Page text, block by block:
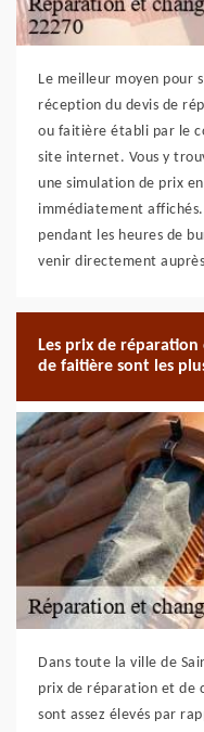
Le meilleur moyen pour
réception du devis de
ou faitière établi par le
site internet. Vous y
une simulation de prix
immédiatement affichés.
pendant les heures de
venir directement
Les prix de
de faitière sont les
Dans toute la ville de
prix de réparation et de
sont assez élevés par